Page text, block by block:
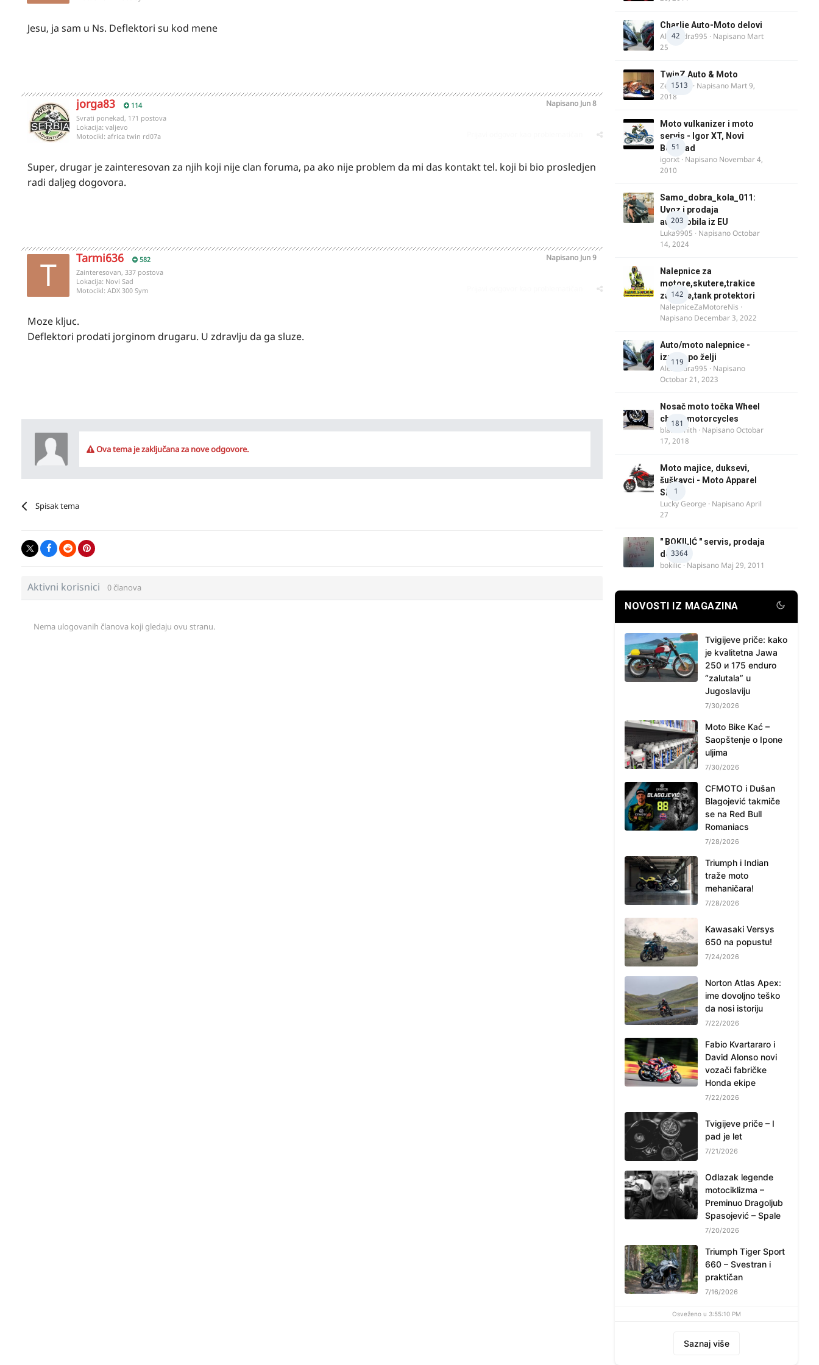
Jesu, ja sam u Ns. Deflektori su kod mene
jorga83 114 Napisano Jun 8
Svrati ponekad, 171 postova
Lokacija: valjevo
Motocikl: africa twin rd07a
Super, drugar je zainteresovan za njih koji nije clan foruma, pa ako nije problem da mi das kontakt tel. koji bi bio prosledjen
radi daljeg dogovora.
Tarmi636 582 Napisano Jun 9
Zainteresovan, 337 postova
Lokacija: Novi Sad
Motocikl: ADX 300 Sym
Moze kljuc.
Deflektori prodati jorginom drugaru. U zdravlju da ga sluze.
Ova tema je zaključana za nove odgovore.
Spisak tema
Aktivni korisnici 0 članova
Nema ulogovanih članova koji gledaju ovu stranu.
42
Charlie Auto-Moto delovi
Alexandra995 · Napisano Mart
25
1513
TwinZ Auto & Moto
Zeljkamp · Napisano Mart 9,
2018
51
Moto vulkanizer i moto
servis - Igor XT, Novi
Beograd
igorxt · Napisano Novembar 4,
2010
203
Samo_dobra_kola_011:
Uvoz i prodaja
automobila iz EU
Luka9905 · NapisanoOctobar
14, 2024
142
Nalepnice za
motore,skutere,trakice
za felne,tank protektori
NalepniceZaMotoreNis ·
Napisano Decembar 3, 2022
119
Auto/moto nalepnice -
izrada po želji
Alexandra995 · Napisano
Octobar 21, 2023
181
Nosač moto točka Wheel
chock motorcycles
blacksmith · NapisanoOctobar
17, 2018
1
Moto majice, duksevi,
šuškavci - Moto Apparel
SRB
Lucky George · NapisanoApril
27
3364
" BOKILIĆ " servis, prodaja
delova
bokilic · Napisano Maj 29, 2011
NOVOSTI IZ MAGAZINA
Tvigijeve priče: kako
je kvalitetna Jawa
250 и 175 enduro
“zalutala” u
Jugoslaviju
7/30/2026
Moto Bike Kać –
Saopštenje o Ipone
uljima
7/30/2026
CFMOTO i Dušan
Blagojević takmiče
se na Red Bull
Romaniacs
7/28/2026
Triumph i Indian
traže moto
mehaničara!
7/28/2026
Kawasaki Versys
650 na popustu!
7/24/2026
Norton Atlas Apex:
ime dovoljno teško
da nosi istoriju
7/22/2026
Fabio Kvartararo i
David Alonso novi
vozači fabričke
Honda ekipe
7/22/2026
Tvigijeve priče – I
pad je let
7/21/2026
Odlazak legende
motociklizma –
Preminuo Dragoljub
Spasojević – Spale
7/20/2026
Triumph Tiger Sport
660 – Svestran i
praktičan
7/16/2026
Osveženo u 3:55:10 PM
Saznaj više